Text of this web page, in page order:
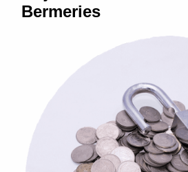
Bermeries